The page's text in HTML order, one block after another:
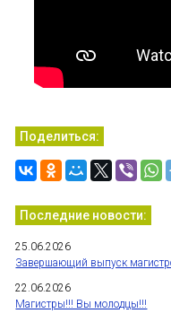
Поделиться:
Последние новости:
25.06.2026
Завершающий выпуск
22.06.2026
Магистры!!! Вы молодцы!!!